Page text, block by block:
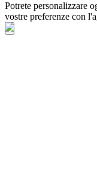
Potrete personalizzare
vostre preferenze con